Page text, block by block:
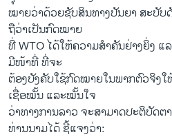
ໝາຍວ່າດ້ວຍຊັບສິນທາງປັນຍາ ສະບັບ
ຖືວ່າເປັນກົດໝາຍ
ທີ່ WTO ໄດ້ໃຫ້ຄວາມສໍາຄັນຢ່າງຍິ່ງ
ມີໜ້າທີ່ ທີ່ຈະ
ຕ້ອງບັງຄັບໃຊ້ກົດໝາຍໃນພາກຕົວຈິງໃ
ເຊື່ອໝັ້ນ ແລະໝັ້ນໃຈ
ວ່າທາງການລາວ ຈະສາມາດປະຕິບັດ
ທ່ານນາມໄດ້ ຊີ້ແຈງວ່າ: